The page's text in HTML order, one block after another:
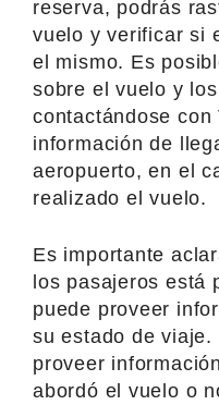
reserva, podrás
vuelo y verificar si
el mismo. Es
sobre el vuelo y
contactándose
información de
aeropuerto, en el
realizado el vuelo.
Es importante
los pasajeros está
puede proveer
su estado de
proveer
abordó el vuelo o